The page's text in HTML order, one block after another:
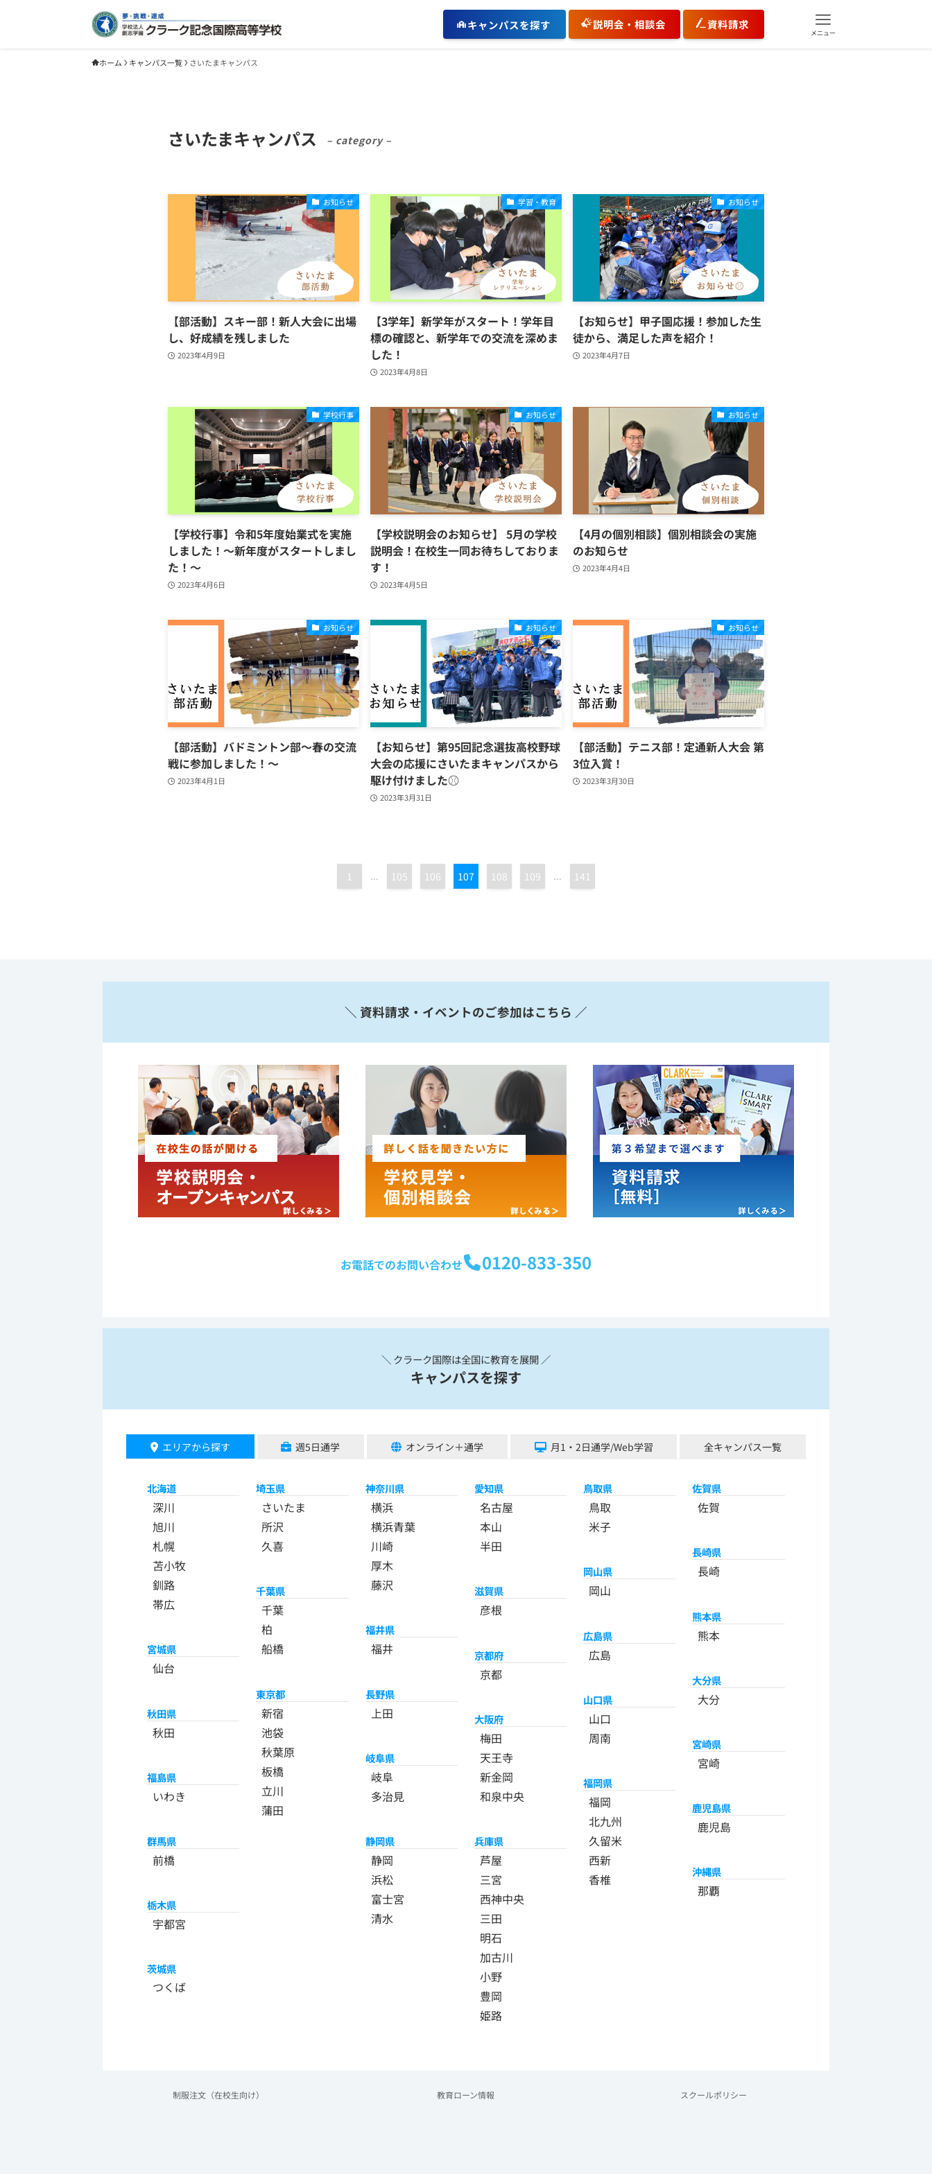
キャンパスを探す 説明会・相談会 資料請求
メニュー
ホーム キャンパス一覧 さいたまキャンパス
さいたまキャンパス – category –
お知らせ
【部活動】スキー部！新人大会に出場
し、好成績を残しました
2023年4月9日
学習・教育
【3学年】新学年がスタート！学年目
標の確認と、新学年での交流を深めま
した！
2023年4月8日
お知らせ
【お知らせ】甲子園応援！参加した生
徒から、満足した声を紹介！
2023年4月7日
学校行事
【学校行事】令和5年度始業式を実施
しました！～新年度がスタートしまし
た！～
2023年4月6日
お知らせ
【学校説明会のお知らせ】 5月の学校
説明会！在校生一同お待ちしておりま
す！
2023年4月5日
お知らせ
【4月の個別相談】個別相談会の実施
のお知らせ
2023年4月4日
お知らせ
【部活動】バドミントン部～春の交流
戦に参加しました！～
2023年4月1日
お知らせ
【お知らせ】第95回記念選抜高校野球
大会の応援にさいたまキャンパスから
駆け付けました⚾
2023年3月31日
お知らせ
【部活動】テニス部！定通新人大会 第
3位入賞！
2023年3月30日
1 ... 105 106 107 108 109 ... 141
＼ 資料請求・イベントのご参加はこちら ／
お電話でのお問い合わせ 0120-833-350
＼ クラーク国際は全国に教育を展開 ／
キャンパスを探す
エリアから探す 週5日通学 オンライン＋通学 月1・2日通学/Web学習 全キャンパス一覧
北海道
深川
旭川
札幌
苫小牧
釧路
帯広
宮城県
仙台
秋田県
秋田
福島県
いわき
群馬県
前橋
栃木県
宇都宮
茨城県
つくば
埼玉県
さいたま
所沢
久喜
千葉県
千葉
柏
船橋
東京都
新宿
池袋
秋葉原
板橋
立川
蒲田
神奈川県
横浜
横浜青葉
川崎
厚木
藤沢
福井県
福井
長野県
上田
岐阜県
岐阜
多治見
静岡県
静岡
浜松
富士宮
清水
愛知県
名古屋
本山
半田
滋賀県
彦根
京都府
京都
大阪府
梅田
天王寺
新金岡
和泉中央
兵庫県
芦屋
三宮
西神中央
三田
明石
加古川
小野
豊岡
姫路
鳥取県
鳥取
米子
岡山県
岡山
広島県
広島
山口県
山口
周南
福岡県
福岡
北九州
久留米
西新
香椎
佐賀県
佐賀
長崎県
長崎
熊本県
熊本
大分県
大分
宮崎県
宮崎
鹿児島県
鹿児島
沖縄県
那覇
制服注文（在校生向け） 教育ローン情報 スクールポリシー